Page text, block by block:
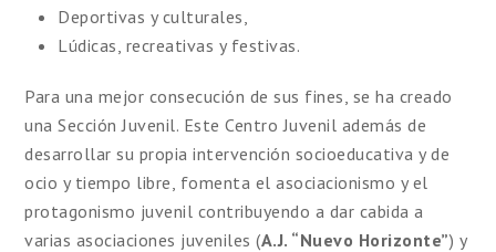
Deportivas y culturales,
Lúdicas, recreativas y festivas.
Para una mejor consecución de sus fines, se ha creado
una Sección Juvenil. Este Centro Juvenil además de
desarrollar su propia intervención socioeducativa y de
ocio y tiempo libre, fomenta el asociacionismo y el
protagonismo juvenil contribuyendo a dar cabida a
varias asociaciones juveniles (A.J. “Nuevo Horizonte”) y